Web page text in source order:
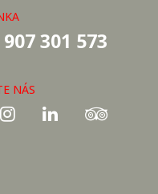
301 573
NÁS